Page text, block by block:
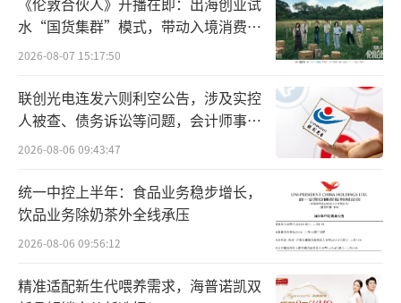
时，港股市场相对更加开放和国际化，能够帮
助A股公司提升国际知名度和品牌影响力。通过
在香港上市，公司可以更好地进入国际市场，
拓展海外业务。
更名再次递交申请的背后，和此前“伯希
和”名称陷入争议有关。在今年1月26日，“伯
希和户外运动集团股份有限公司”正式更名
为“奔赴自然户外运动集团股份有限公司”。
奔赴自然，定位为中国高性能户外生活方
式品牌，核心品牌伯希和创立于2012年，提供
水“国货集群”模式，带动入境消费反
向种草
2026-08-07 15:17:50
联创光电连发六则利空公告，涉及实控
人被查、债务诉讼等问题，会计师事务
所曾出具“保留意见”
2026-08-06 09:43:47
统一中控上半年：食品业务稳步增长，
饮品业务除奶茶外全线承压
2026-08-06 09:56:12
精准适配新生代喂养需求，海普诺凯双